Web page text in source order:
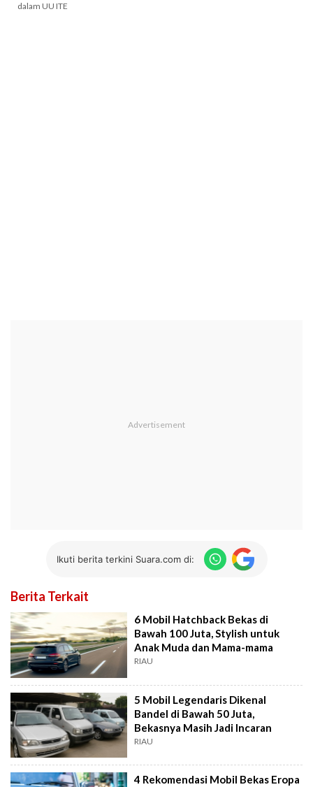
dalam UU ITE
Ikuti berita terkini Suara.com di:
Berita Terkait
6 Mobil Hatchback Bekas di
Bawah 100 Juta, Stylish untuk
Anak Muda dan Mama-mama
RIAU
5 Mobil Legendaris Dikenal
Bandel di Bawah 50 Juta,
Bekasnya Masih Jadi Incaran
RIAU
4 Rekomendasi Mobil Bekas Eropa